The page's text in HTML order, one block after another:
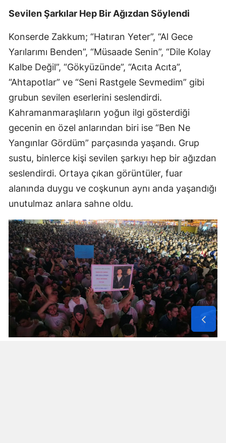
Sevilen Şarkılar Hep Bir Ağızdan Söylendi
Konserde Zakkum; “Hatıran Yeter”, “Al Gece
Yarılarımı Benden”, “Müsaade Senin”, “Dile Kolay
Kalbe Değil”, “Gökyüzünde”, “Acıta Acıta”,
“Ahtapotlar” ve “Seni Rastgele Sevmedim” gibi
grubun sevilen eserlerini seslendirdi.
Kahramanmaraşlıların yoğun ilgi gösterdiği
gecenin en özel anlarından biri ise “Ben Ne
Yangınlar Gördüm” parçasında yaşandı. Grup
sustu, binlerce kişi sevilen şarkıyı hep bir ağızdan
seslendirdi. Ortaya çıkan görüntüler, fuar
alanında duygu ve coşkunun aynı anda yaşandığı
unutulmaz anlara sahne oldu.